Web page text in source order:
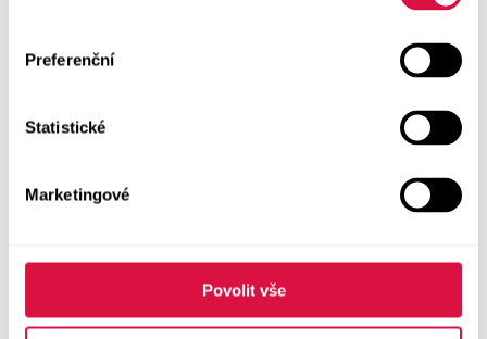
Preferenční
Statistické
Marketingové
Povolit vše